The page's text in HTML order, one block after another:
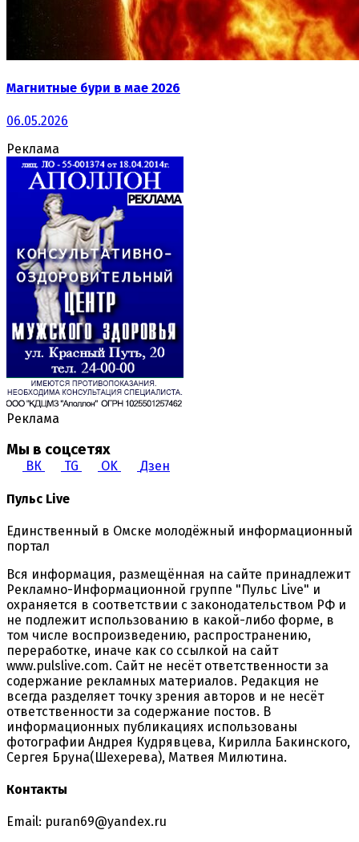
Магнитные бури в мае 2026
06.05.2026
Реклама
Реклама
Мы в соцсетях
ВК TG OK Дзен
Пульс Live
Единственный в Омске молодёжный информационный
портал
Вся информация, размещённая на сайте принадлежит
Рекламно-Информационной группе "Пульс Live" и
охраняется в соответствии с законодательством РФ и
не подлежит использованию в какой-либо форме, в
том числе воспроизведению, распространению,
переработке, иначе как со ссылкой на сайт
www.pulslive.com. Сайт не несёт ответственности за
содержание рекламных материалов. Редакция не
всегда разделяет точку зрения авторов и не несёт
ответственности за содержание постов. В
информационных публикациях использованы
фотографии Андрея Кудрявцева, Кирилла Бакинского,
Сергея Бруна(Шехерева), Матвея Милютина.
Контакты
Email: puran69@yandex.ru